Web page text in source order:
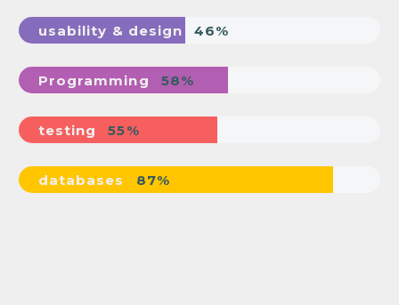
usability & design 46%
Programming 58%
testing 55%
databases 87%